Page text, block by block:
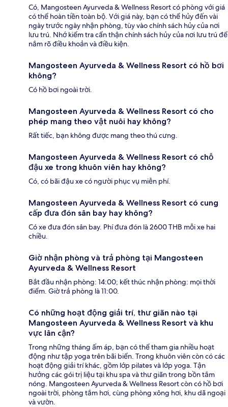
Có, Mangosteen Ayurveda & Wellness Resort có phòng với giá
có thể hoàn tiền toàn bộ. Với giá này, bạn có thể hủy đến vài
ngày trước ngày nhận phòng, tùy vào chính sách hủy của nơi
lưu trú. Nhớ kiểm tra cẩn thận chính sách hủy của nơi lưu trú để
nắm rõ điều khoản và điều kiện.
Mangosteen Ayurveda & Wellness Resort có hồ bơi
không?
Có hồ bơi ngoài trời.
Mangosteen Ayurveda & Wellness Resort có cho
phép mang theo vật nuôi hay không?
Rất tiếc, bạn không được mang theo thú cưng.
Mangosteen Ayurveda & Wellness Resort có chỗ
đậu xe trong khuôn viên hay không?
Có, có bãi đậu xe có người phục vụ miễn phí.
Mangosteen Ayurveda & Wellness Resort có cung
cấp đưa đón sân bay hay không?
Có xe đưa đón sân bay. Phí đưa đón là 2600 THB mỗi xe hai
chiều.
Giờ nhận phòng và trả phòng tại Mangosteen
Ayurveda & Wellness Resort
Bắt đầu nhận phòng: 14:00; kết thúc nhận phòng: mọi thời
điểm. Giờ trả phòng là 11:00.
Có những hoạt động giải trí, thư giãn nào tại
Mangosteen Ayurveda & Wellness Resort và khu
vực lân cận?
Trong những tháng ấm áp, bạn có thể tham gia nhiều hoạt
động như tập yoga trên bãi biển. Trong khuôn viên còn có các
hoạt động giải trí khác, gồm lớp pilates và lớp yoga. Tận
hưởng các gói trị liệu tại khu spa và thư giãn trong bồn tắm
nóng. Mangosteen Ayurveda & Wellness Resort còn có hồ bơi
ngoài trời, phòng tắm hơi, cùng phòng xông hơi, khu dã ngoại
và vườn.